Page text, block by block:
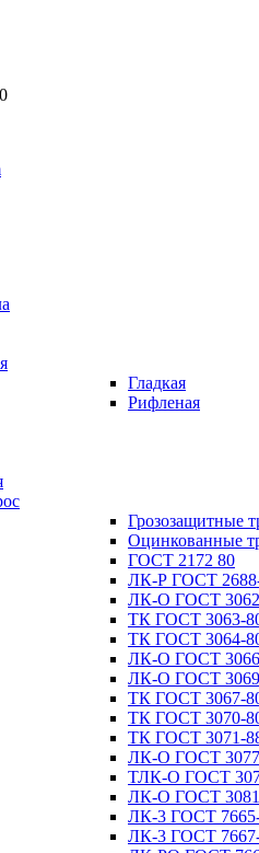
Гладкая
Рифленая
Грозозащитные
Оцинкованные
ГОСТ 2172 80
ЛК-Р ГОСТ
ЛК-О ГОСТ
ТК ГОСТ 3063-
ТК ГОСТ 3064-
ЛК-О ГОСТ
ЛК-О ГОСТ
ТК ГОСТ 3067-
ТК ГОСТ 3070-
ТК ГОСТ 3071-
ЛК-О ГОСТ
ТЛК-О ГОСТ
ЛК-О ГОСТ
ЛК-3 ГОСТ
ЛК-3 ГОСТ